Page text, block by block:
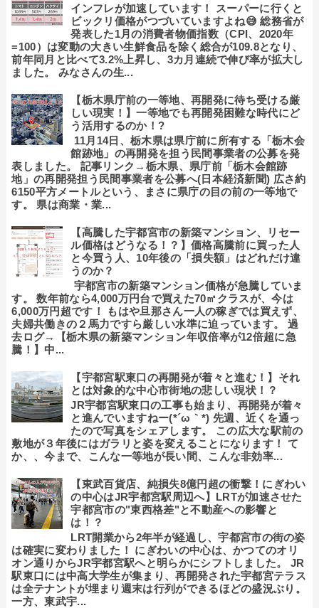
インフレが加速しています！ スーパーに行くと
ビックリ価格がつづいていますよね😅 総務省が
発表した1月の消費者物価指数（CPI、2020年
=100）は変動の大きい生鮮食品を除く総合が109.8となり、
前年同月と比べて3.2%上昇し、3カ月連続で伸び率が拡大し
ました。 みなさんの生...
【栃木県庁前の一等地、再開発に待ち受ける厳
しい現実！】一等地でも再開発困難な時代にど
う活用するのか！?
11月14日、栃木県は県庁前に所有する「栃木会
館跡地」の再開発を担う民間事業者の公募を発
表しました。 記事リンク→栃木県、県庁前「栃木会館跡
地」の再開発担う民間事業者を公募へ(日本経済新聞) 広さ約
6150平方メートルという、まさに県庁の目の前の一等地で
す。 県は商業・業...
【高騰した宇都宮市の新築マンション、リセー
ル価格はどうなる！？】価格高騰前に買った人
と今買う人、10年後の「損失額」はどれだけ違
うのか？
宇都宮市の新築マンション価格が急騰していま
す。 数年前なら4,000万円台で買えた70㎡クラスが、今は
6,000万円超です！ もはや旦那さん一人の稼ぎでは買えず、
夫婦共働きの２馬力ですら厳しい水準に迫っています。 過
去ログ→【栃木県の新築マンション年収倍率が12倍超に急
騰！】中...
【宇都宮駅東口の再開発が着々と進む！】それ
とは対象的な中心市街地の悲しい現状！？
JR宇都宮駅東口の工事も始まり、再開発が着々
と進んでいますねー(*´ω｀*) 先週、近くを通っ
たので写真をシェアします。 この広大な駅前の
敷地が３年後にはガラリと姿を変えることになります！ て
か、、今まで、こんな一等地が長い間、こんな非効率...
【東武百貨店、純損失8億円超の衝撃！にぎわい
の中心はJR宇都宮駅周辺へ】LRTが加速させた
宇都宮市の"東西格差"と不動産への影響と
は！？
LRT開業から2年半が経過し、宇都宮市の街の姿
は確実に変わりました！ にぎわいの中心は、かつてのオリ
オン通りからJR宇都宮駅へと明らかにシフトしました。 JR
駅東口には中高大学生が集まり、再開発された宇都宮テラス
は全テナントが埋まり週末は行列ができるほどの盛況ぶり。
一方、東武宇...